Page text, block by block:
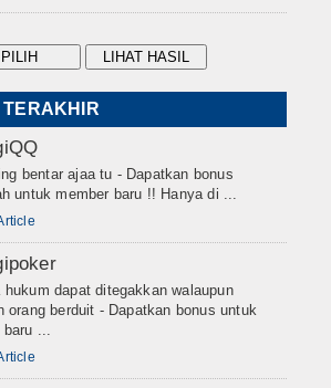
TERAKHIR
bentar ajaa tu - Dapatkan bonus
untuk member baru !! Hanya di ...
hukum dapat ditegakkan walaupun
orang berduit - Dapatkan bonus untuk
baru ...